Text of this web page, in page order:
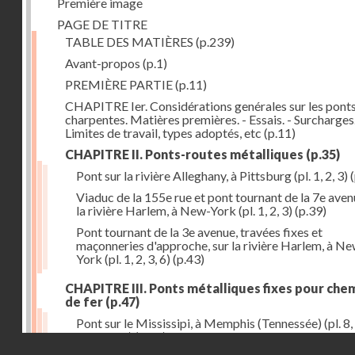
PAGE DE TITRE
TABLE DES MATIÈRES (p.239)
Avant-propos (p.1)
PREMIÈRE PARTIE(p.11)
CHAPITRE Ier. Considérations genérales sur les
charpentes. Matières premières. - Essais. -
Limites de travail, types adoptés, etc (p.11)
CHAPITRE II. Ponts-routes métalliques (p.35)
Pont sur la rivière Alleghany, à Pittsburg (pl. 1, 2, 3)
Viaduc de la 155e rue et pont tournant de la 7e
la rivière Harlem, à New-York (pl. 1, 2, 3) (p.39)
Pont tournant de la 3e avenue, travées fixes et
maçonneries d'approche, sur la rivière Harlem, à
York (pl. 1, 2, 3, 6) (p.43)
CHAPITRE III. Ponts métalliques fixes pour
de fer (p.47)
Pont sur le Mississipi, à Memphis (Tennessée) (pl. 8,
11, 12, 13)(p.47)